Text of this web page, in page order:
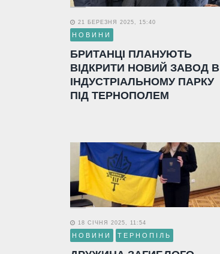
21 БЕРЕЗНЯ 2025, 15:40
НОВИНИ
БРИТАНЦІ ПЛАНУЮТЬ
ВІДКРИТИ НОВИЙ ЗАВОД В
ІНДУСТРІАЛЬНОМУ ПАРКУ
ПІД ТЕРНОПОЛЕМ
18 СІЧНЯ 2025, 11:54
НОВИНИ ТЕРНОПІЛЬ